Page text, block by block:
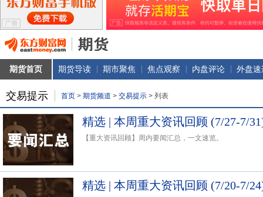
期货首页 期货导读 期市聚焦 焦点观察 内盘评论 外盘速
交易提示 首页 > 期货频道 > 交易提示 > 列表
精选 | 本周重大资讯回顾 (7/27-7/
【重大资讯回顾】周内要闻汇总，一文速览。
精选 | 本周重大资讯回顾 (7/20-7/